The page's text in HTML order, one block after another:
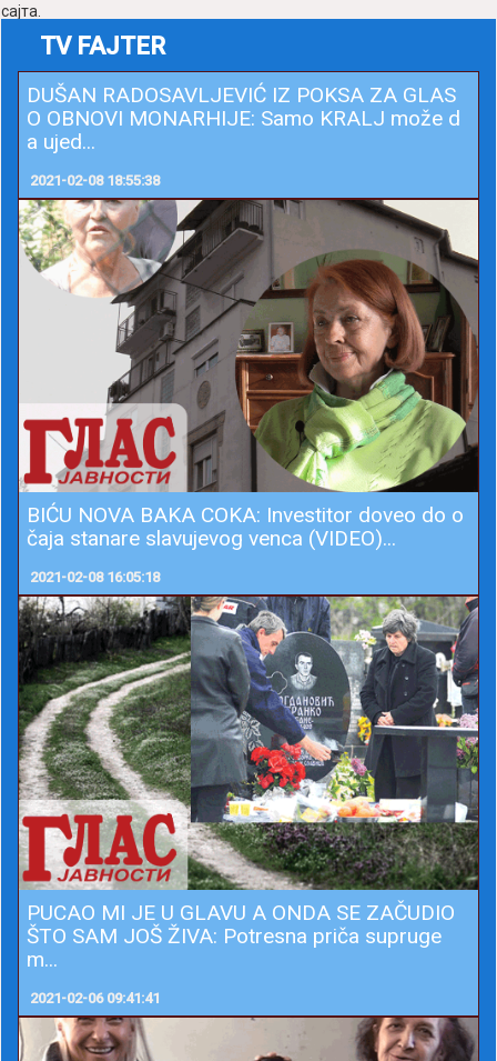
сајта.
TV FAJTER
DUŠAN RADOSAVLJEVIĆ IZ POKSA ZA GLAS
O OBNOVI MONARHIJE: Samo KRALJ može d
a ujed...
2021-02-08 18:55:38
BIĆU NOVA BAKA COKA: Investitor doveo do o
čaja stanare slavujevog venca (VIDEO)...
2021-02-08 16:05:18
PUCAO MI JE U GLAVU A ONDA SE ZAČUDIO
ŠTO SAM JOŠ ŽIVA: Potresna priča supruge
m...
2021-02-06 09:41:41